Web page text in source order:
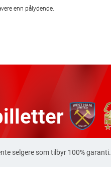
enn pålydende.
selgere som tilbyr 100% garanti.